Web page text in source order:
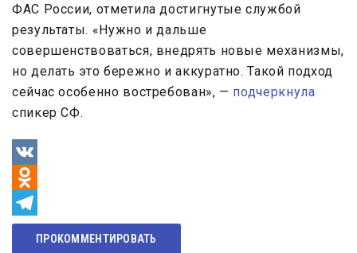
ФАС России, отметила достигнутые службой
результаты. «Нужно и дальше
совершенствоваться, внедрять новые механизмы,
но делать это бережно и аккуратно. Такой подход
сейчас особенно востребован», — подчеркнула
спикер СФ.
VK
Odnoklassniki
Telegram
ПРОКОММЕНТИРОВАТЬ